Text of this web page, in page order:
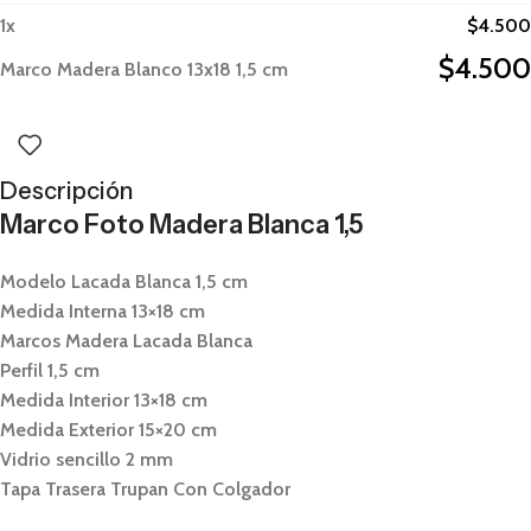
1x $4.500
Marco Madera Blanco 13x18 1,5 cm
$4.500
Descripción
Marco Foto Madera Blanca 1,5
Modelo Lacada Blanca 1,5 cm
Medida Interna 13×18 cm
Marcos Madera Lacada Blanca
Perfil 1,5 cm
Medida Interior 13×18 cm
Medida Exterior 15×20 cm
Vidrio sencillo 2 mm
Tapa Trasera Trupan Con Colgador